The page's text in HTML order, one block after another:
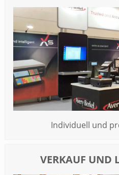
Individuell und
VERKAUF UND